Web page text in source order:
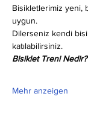
Bisikletlerimiz yeni,
uygun.
Dilerseniz kendi
katılabilirsiniz.
Bisiklet Treni Nedir?
Mehr anzeigen